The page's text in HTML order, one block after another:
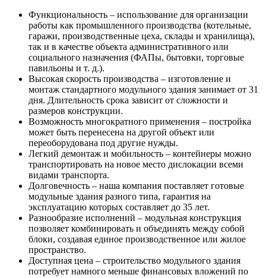
Функциональность – использование для организации
работы как промышленного производства (котельные,
гаражи, производственные цеха, склады и хранилища),
так и в качестве объекта административного или
социального назначения (ФАПы, бытовки, торговые
павильоны и т. д.).
Высокая скорость производства – изготовление и
монтаж стандартного модульного здания занимает от 31
дня. Длительность срока зависит от сложности и
размеров конструкции.
Возможность многократного применения – постройка
может быть перенесена на другой объект или
переоборудована под другие нужды.
Легкий демонтаж и мобильность – контейнеры можно
транспортировать на новое место дислокации всеми
видами транспорта.
Долговечность – наша компания поставляет готовые
модульные здания разного типа, гарантия на
эксплуатацию которых составляет до 35 лет.
Разнообразие исполнений – модульная конструкция
позволяет комбинировать и объединять между собой
блоки, создавая единое производственное или жилое
пространство.
Доступная цена – строительство модульного здания
потребует намного меньше финансовых вложений по